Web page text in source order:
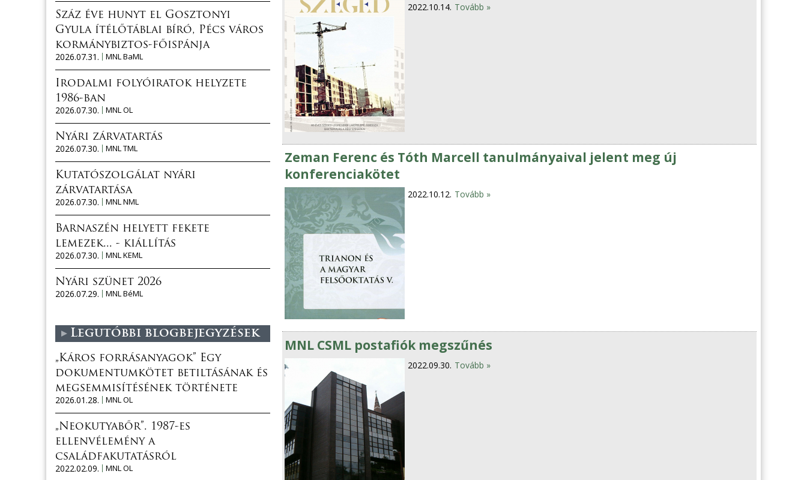
2022.10.14. Tovább »
Zeman Ferenc és Tóth Marcell tanulmányaival jelent meg új
konferenciakötet
2022.10.12. Tovább »
MNL CSML postafiók megszűnés
2022.09.30. Tovább »
Száz éve hunyt el Gosztonyi
Gyula ítélőtáblai bíró, Pécs város
kormánybiztos-főispánja
2026.07.31.
MNL BaML
Irodalmi folyóiratok helyzete
1986-ban
2026.07.30.
MNL OL
Nyári zárvatartás
2026.07.30.
MNL TML
Kutatószolgálat nyári
zárvatartása
2026.07.30.
MNL NML
Barnaszén helyett fekete
lemezek... - kiállítás
2026.07.30.
MNL KEML
Nyári szünet 2026
2026.07.29.
MNL BéML
Legutóbbi blogbejegyzések
„Káros forrásanyagok” Egy
dokumentumkötet betiltásának és
megsemmisítésének története
2026.01.28.
MNL OL
„Neokutyabőr”. 1987-es
ellenvélemény a
családfakutatásról
2022.02.09.
MNL OL